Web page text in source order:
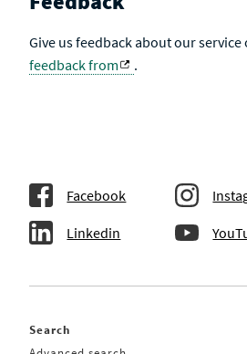
Give us feedback about our
feedback from
.
Facebook
Linkedin
Search